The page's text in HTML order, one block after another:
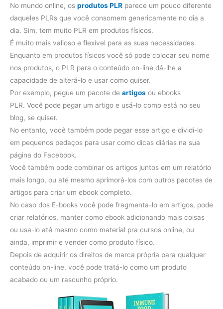
No mundo online, os produtos PLR parece um pouco diferente
daqueles PLRs que você consomem genericamente no dia a
dia. Sim, tem muito PLR em produtos físicos.
É muito mais valioso e flexível para as suas necessidades.
Enquanto em produtos físicos você só pode colocar seu nome
nos produtos, o PLR para o conteúdo on-line dá-lhe a
capacidade de alterá-lo e usar como quiser.
Por exemplo, pegue um pacote de artigos ou ebooks
PLR. Você pode pegar um artigo e usá-lo como está no seu
blog, se quiser.
No entanto, você também pode pegar esse artigo e dividi-lo
em pequenos pedaços para usar como dicas diárias na sua
página do Facebook.
Você também pode combinar os artigos juntos em um relatório
mais longo, ou até mesmo aprimorá-los com outros pacotes de
artigos para criar um ebook completo.
No caso dos E-books você pode fragmenta-lo em artigos, pode
criar relatórios, manter como ebook adicionando mais coisas
ou usa-lo até mesmo como material pra cursos online, ou
ainda, imprimir e vender como produto físico.
Depois de adquirir os direitos de marca própria para qualquer
conteúdo on-line, você pode tratá-lo como um produto
acabado ou um rascunho próprio.